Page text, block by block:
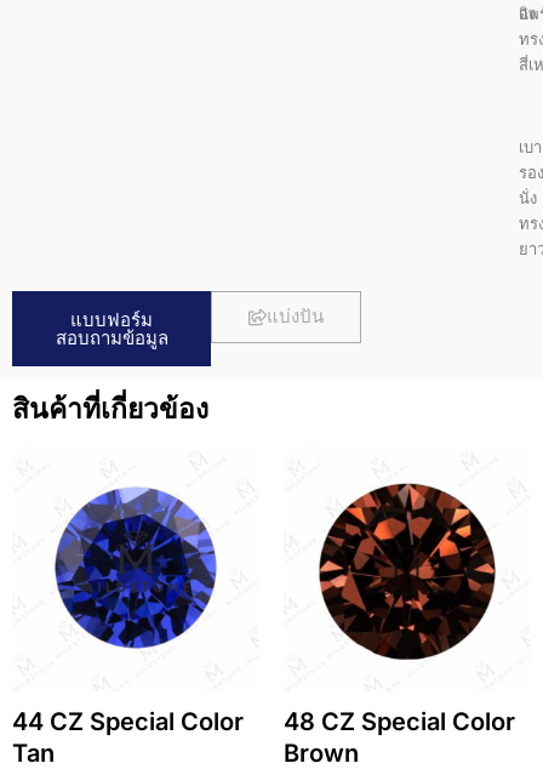
แพ
อิง
ทร
สี่เ
เบ
รอง
นั่ง
ทร
ยา
แบบฟอร์ม
สอบถามข้อมูล
แบ่งปัน
สินค้าที่เกี่ยวข้อง
44 CZ Special Color
Tan
48 CZ Special Color
Brown